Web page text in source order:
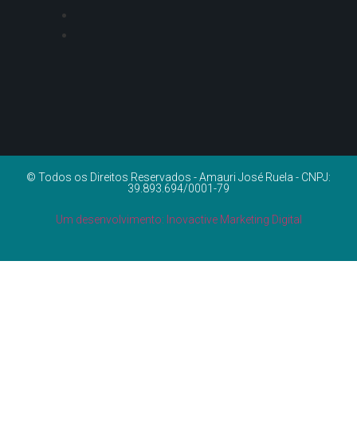
© Todos os Direitos Reservados - Amauri José Ruela - CNPJ:
39.893.694/0001-79
Um desenvolvimento: Inovactive Marketing Digital